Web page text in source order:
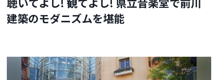
建築のモダニズムを堪能